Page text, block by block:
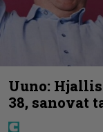
Uuno:
38, sanovat